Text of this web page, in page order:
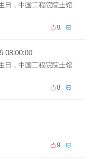
日，中国工程院院士馆
9
08:00:00
日，中国工程院院士馆
8
9